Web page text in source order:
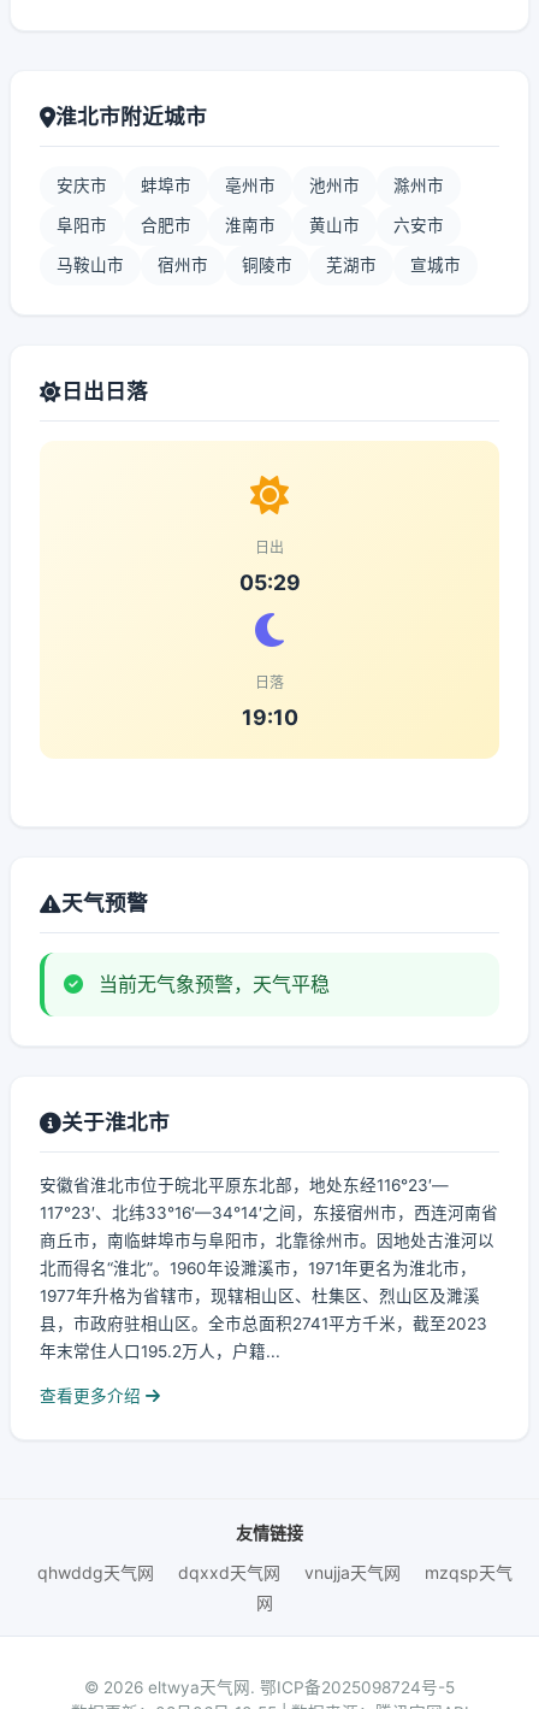
淮北市附近城市
安庆市 蚌埠市 亳州市 池州市 滁州市
阜阳市 合肥市 淮南市 黄山市 六安市
马鞍山市 宿州市 铜陵市 芜湖市 宣城市
日出日落
日出
05:29
日落
19:10
天气预警
当前无气象预警，天气平稳
关于淮北市
安徽省淮北市位于皖北平原东北部，地处东经116°23′—
117°23′、北纬33°16′—34°14′之间，东接宿州市，西连河南省
商丘市，南临蚌埠市与阜阳市，北靠徐州市。因地处古淮河以
北而得名“淮北”。1960年设濉溪市，1971年更名为淮北市，
1977年升格为省辖市，现辖相山区、杜集区、烈山区及濉溪
县，市政府驻相山区。全市总面积2741平方千米，截至2023
年末常住人口195.2万人，户籍...
查看更多介绍
友情链接
qhwddg天气网
dqxxd天气网 vnujja天气网
mzqsp天气
网
© 2026 eltwya天气网. 鄂ICP备2025098724号-5